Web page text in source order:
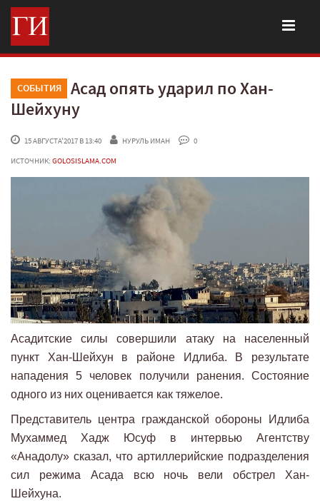
СОБЫТИЯ
Асад опять ударил по Хан-
Шейхуну
15 АВГУСТА'2017 В 13:40 НУРУЛЬ ИМАН
0
ИСТОЧНИК: GOLOSISLAMA.COM
Асадитские силы совершили атаку на населенный
пункт Хан-Шейхун в районе Идлиба. В результате
нападения 5 человек получили ранения. Состояние
одного из них оценивается как тяжелое.
Представитель центра гражданской обороны Идлиба
Мухаммед Хадж Юсуф в интервью Агентству
«Анадолу» сказал, что артиллерийские подразделения
сил режима Асада всю ночь вели обстрел Хан-
Шейхуна.